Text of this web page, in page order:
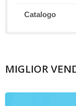
Catalogo
MIGLIOR